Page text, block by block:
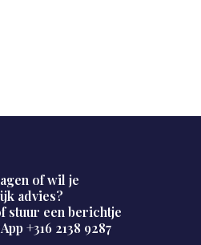
of wil je
advies?
stuur een berichtje
+316 2138 9287